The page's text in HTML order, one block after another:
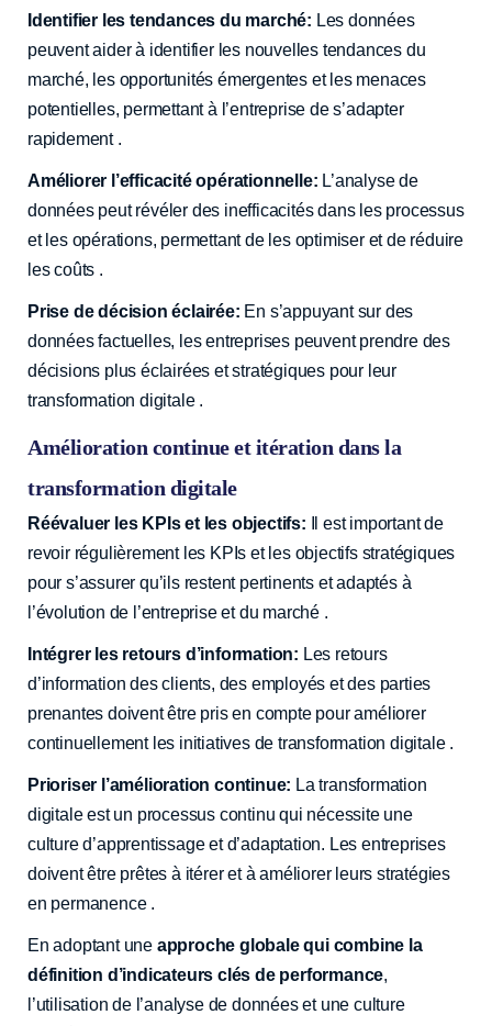
Identifier les tendances du marché: Les données
peuvent aider à identifier les nouvelles tendances du
marché, les opportunités émergentes et les menaces
potentielles, permettant à l’entreprise de s’adapter
rapidement .
Améliorer l’efficacité opérationnelle: L’analyse de
données peut révéler des inefficacités dans les processus
et les opérations, permettant de les optimiser et de réduire
les coûts ️.
Prise de décision éclairée: En s’appuyant sur des
données factuelles, les entreprises peuvent prendre des
décisions plus éclairées et stratégiques pour leur
transformation digitale .
Amélioration continue et itération dans la
transformation digitale
Réévaluer les KPIs et les objectifs: Il est important de
revoir régulièrement les KPIs et les objectifs stratégiques
pour s’assurer qu’ils restent pertinents et adaptés à
l’évolution de l’entreprise et du marché .
Intégrer les retours d’information: Les retours
d’information des clients, des employés et des parties
prenantes doivent être pris en compte pour améliorer
continuellement les initiatives de transformation digitale ️.
Prioriser l’amélioration continue: La transformation
digitale est un processus continu qui nécessite une
culture d’apprentissage et d’adaptation. Les entreprises
doivent être prêtes à itérer et à améliorer leurs stratégies
en permanence .
En adoptant une approche globale qui combine la
définition d’indicateurs clés de performance,
l’utilisation de l’analyse de données et une culture